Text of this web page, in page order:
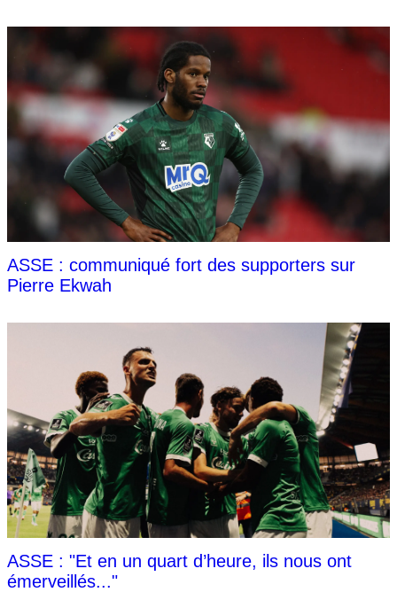
ASSE : communiqué fort des supporters sur
Pierre Ekwah
ASSE : "Et en un quart d’heure, ils nous ont
émerveillés..."